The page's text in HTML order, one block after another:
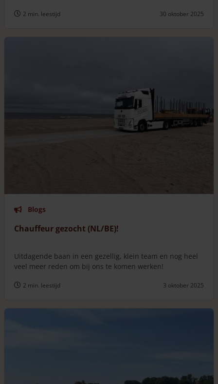
2 min. leestijd 30 oktober 2025
Blogs
Chauffeur gezocht (NL/BE)!
Uitdagende baan in een gezellig, klein team en nog heel
veel meer reden om bij ons te komen werken!
2 min. leestijd 3 oktober 2025